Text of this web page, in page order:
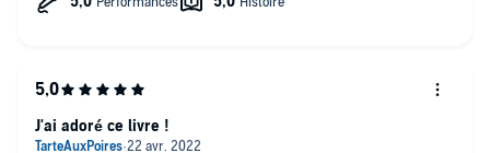
J'ai adoré ce livre !